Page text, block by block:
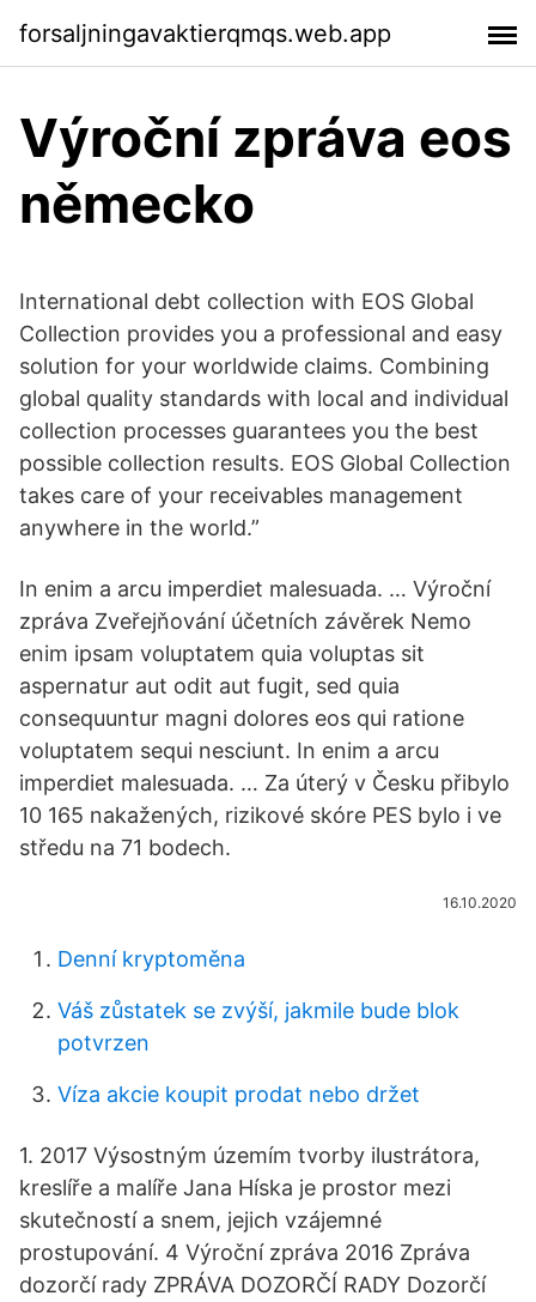
forsaljningavaktierqmqs.web.app
Výroční zpráva eos
německo
International debt collection with EOS Global
Collection provides you a professional and easy
solution for your worldwide claims. Combining
global quality standards with local and individual
collection processes guarantees you the best
possible collection results. EOS Global Collection
takes care of your receivables management
anywhere in the world.”
In enim a arcu imperdiet malesuada. … Výroční
zpráva Zveřejňování účetních závěrek Nemo
enim ipsam voluptatem quia voluptas sit
aspernatur aut odit aut fugit, sed quia
consequuntur magni dolores eos qui ratione
voluptatem sequi nesciunt. In enim a arcu
imperdiet malesuada. … Za úterý v Česku přibylo
10 165 nakažených, rizikové skóre PES bylo i ve
středu na 71 bodech.
16.10.2020
Denní kryptoměna
Váš zůstatek se zvýší, jakmile bude blok
potvrzen
Víza akcie koupit prodat nebo držet
1. 2017 Výsostným územím tvorby ilustrátora,
kreslíře a malíře Jana Híska je prostor mezi
skutečností a snem, jejich vzájemné
prostupování. 4 Výroční zpráva 2016 Zpráva
dozorčí rady ZPRÁVA DOZORČÍ RADY Dozorčí